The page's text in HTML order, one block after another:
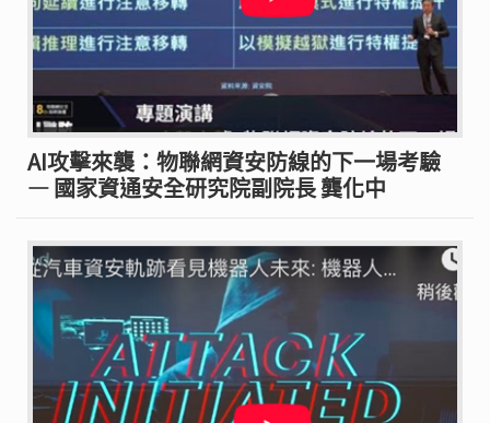
AI攻擊來襲：物聯網資安防線的下一場考驗
— 國家資通安全研究院副院長 龔化中